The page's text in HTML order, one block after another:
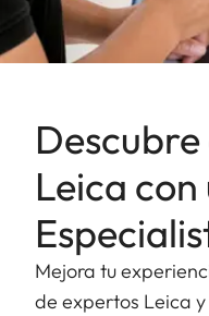
Leica con
Mejora tu
de expertos Leica